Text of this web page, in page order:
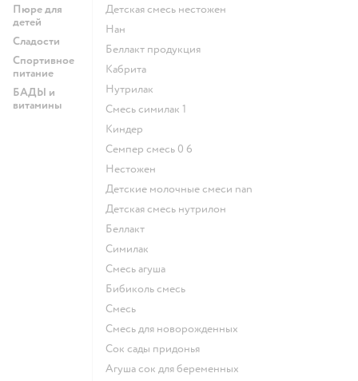
Пюре для
детей
Сладости
Спортивное
питание
БАДЫ и
витамины
детская смесь нестожен
нан
беллакт продукция
кабрита
нутрилак
смесь симилак 1
киндер
семпер смесь 0 6
нестожен
Детские молочные смеси nan
детская смесь нутрилон
беллакт
симилак
смесь агуша
бибиколь смесь
смесь
смесь для новорожденных
сок сады придонья
агуша сок для беременных